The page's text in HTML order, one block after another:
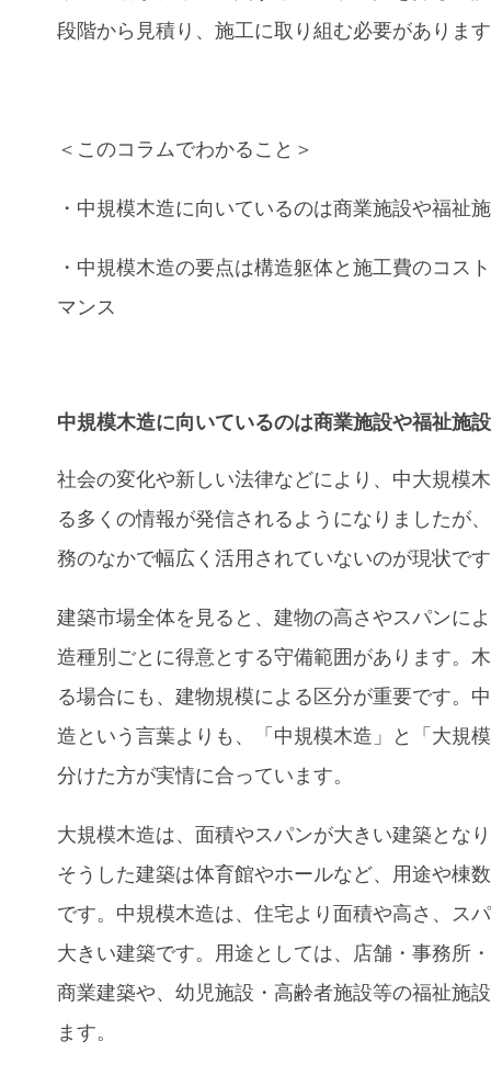
段階から見積り、施工に取り組む必要がありま
＜このコラムでわかること＞
・ 中規模木造に向いているのは商業施設や福祉
・ 中規模木造の要点は構造躯体と施工費のコス
マンス
中規模木造に向いているのは商業施設や福祉施設
社会の変化や新しい法律などにより、中大規模
る多くの情報が発信されるようになりましたが
務のなかで幅広く活用されていないのが現状で
建築市場全体を見ると、建物の高さやスパンに
造種別ごとに得意とする守備範囲があります。
る場合にも、建物規模による区分が重要です。
造という言葉よりも、「中規模木造」と「大規
分けた方が実情に合っています。
大規模木造は、面積やスパンが大きい建築とな
そうした建築は体育館やホールなど、用途や棟
です。中規模木造は、住宅より面積や高さ、ス
大きい建築です。用途としては、店舗・事務所
商業建築や、幼児施設・高齢者施設等の福祉施
ます。